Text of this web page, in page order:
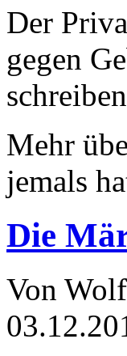
Der
gegen
Mehr
jemals
Die
Von